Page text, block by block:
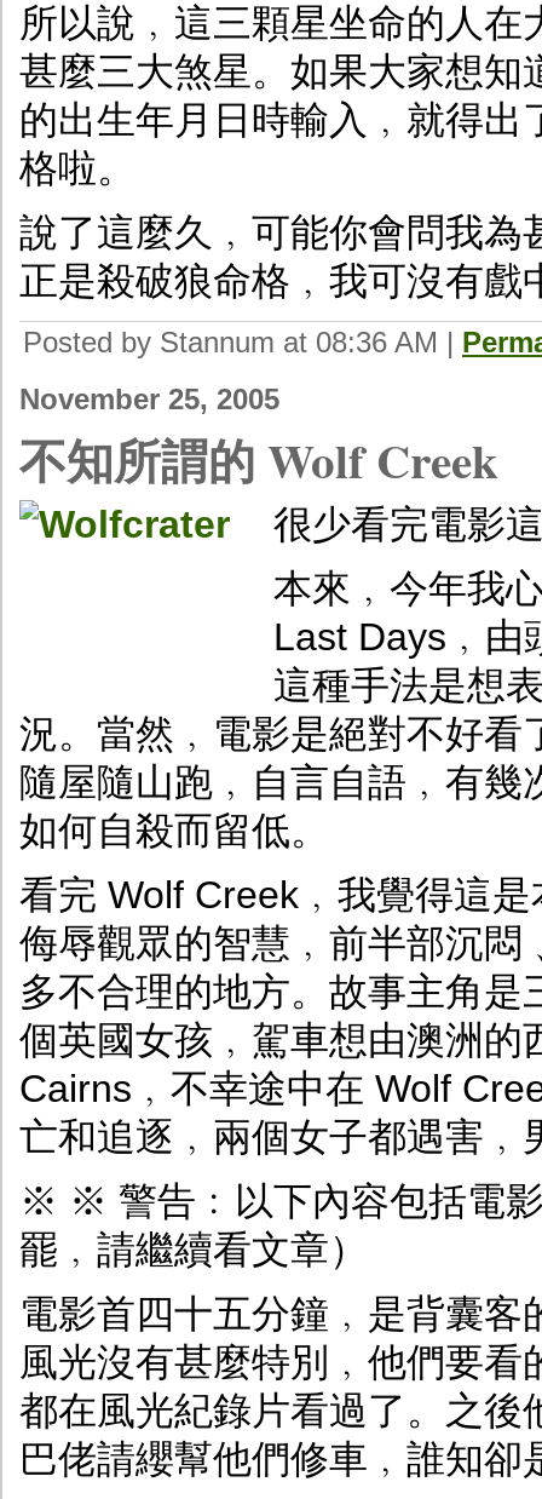
所以說﹐這三顆星坐命的人
甚麼三大煞星。如果大家想知
的出生年月日時輸入﹐就得
格啦。
說了這麼久﹐可能你會問我
正是殺破狼命格﹐我可沒有戲
Posted by Stannum at 08:36 AM |
November 25, 2005
不知所謂的 Wolf Creek
很少看完電影
本來﹐今年我
Last Days﹐由
這種手法是想
況。當然﹐電影是絕對不好
隨屋隨山跑﹐自言自語﹐有
如何自殺而留低。
看完 Wolf Creek﹐我覺得這
侮辱觀眾的智慧﹐前半部沉
多不合理的地方。故事主角
個英國女孩﹐駕車想由澳洲
Cairns﹐不幸途中在 Wolf
亡和追逐﹐兩個女子都遇害﹐
※ ※ 警告﹕以下內容包括電
罷﹐請繼續看文章）
電影首四十五分鐘﹐是背囊
風光沒有甚麼特別﹐他們要看
都在風光紀錄片看過了。之
巴佬請纓幫他們修車﹐誰知卻